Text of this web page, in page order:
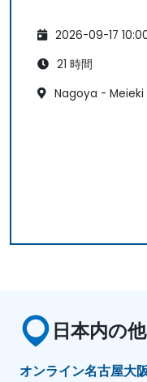
2026-09-17
21 時間
Nagoya - Meieki
日本内の
オンライン名古屋大